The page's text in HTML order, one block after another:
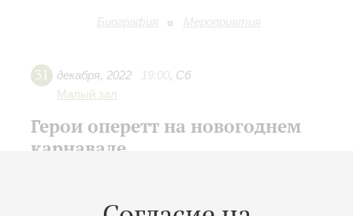
Биография Мероприятия
31 декабря, 2022 19:00, Сб
Малый зал
Герои оперетт на новогоднем
карнавале
Андрей Алексеев;Наталья Савченко